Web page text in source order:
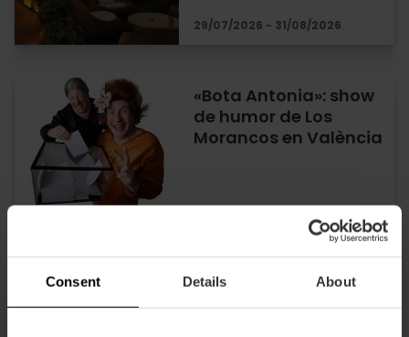
Consent Details About
29/07/2026 - 31/08/2026
«Bota Antonia»: show
de humor de Los
Morancos en València
03/09/2026 - 06/09/2026
Comedia «Miénteme»
en València